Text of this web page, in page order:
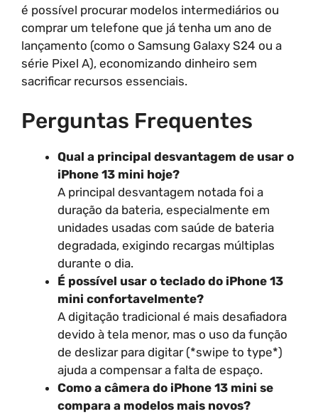
é possível procurar modelos intermediários ou
comprar um telefone que já tenha um ano de
lançamento (como o Samsung Galaxy S24 ou a
série Pixel A), economizando dinheiro sem
sacrificar recursos essenciais.
Perguntas Frequentes
Qual a principal desvantagem de usar o
iPhone 13 mini hoje?
A principal desvantagem notada foi a
duração da bateria, especialmente em
unidades usadas com saúde de bateria
degradada, exigindo recargas múltiplas
durante o dia.
É possível usar o teclado do iPhone 13
mini confortavelmente?
A digitação tradicional é mais desafiadora
devido à tela menor, mas o uso da função
de deslizar para digitar (*swipe to type*)
ajuda a compensar a falta de espaço.
Como a câmera do iPhone 13 mini se
compara a modelos mais novos?